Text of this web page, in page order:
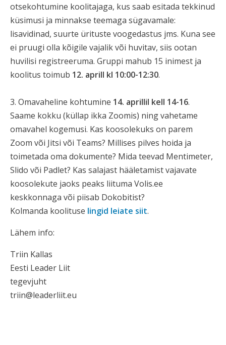
otsekohtumine koolitajaga, kus saab esitada tekkinud
küsimusi ja minnakse teemaga sügavamale:
lisavidinad, suurte ürituste voogedastus jms. Kuna see
ei pruugi olla kõigile vajalik või huvitav, siis ootan
huvilisi registreeruma. Gruppi mahub 15 inimest ja
koolitus toimub 12. aprill kl 10:00-12:30.
3. Omavaheline kohtumine 14. aprillil kell 14-16.
Saame kokku (küllap ikka Zoomis) ning vahetame
omavahel kogemusi. Kas koosolekuks on parem
Zoom või Jitsi või Teams? Millises pilves hoida ja
toimetada oma dokumente? Mida teevad Mentimeter,
Slido või Padlet? Kas salajast hääletamist vajavate
koosolekute jaoks peaks liituma Volis.ee
keskkonnaga või piisab Dokobitist?
Kolmanda koolituse lingid leiate siit.
Lähem info:
Triin Kallas
Eesti Leader Liit
tegevjuht
triin@leaderliit.eu